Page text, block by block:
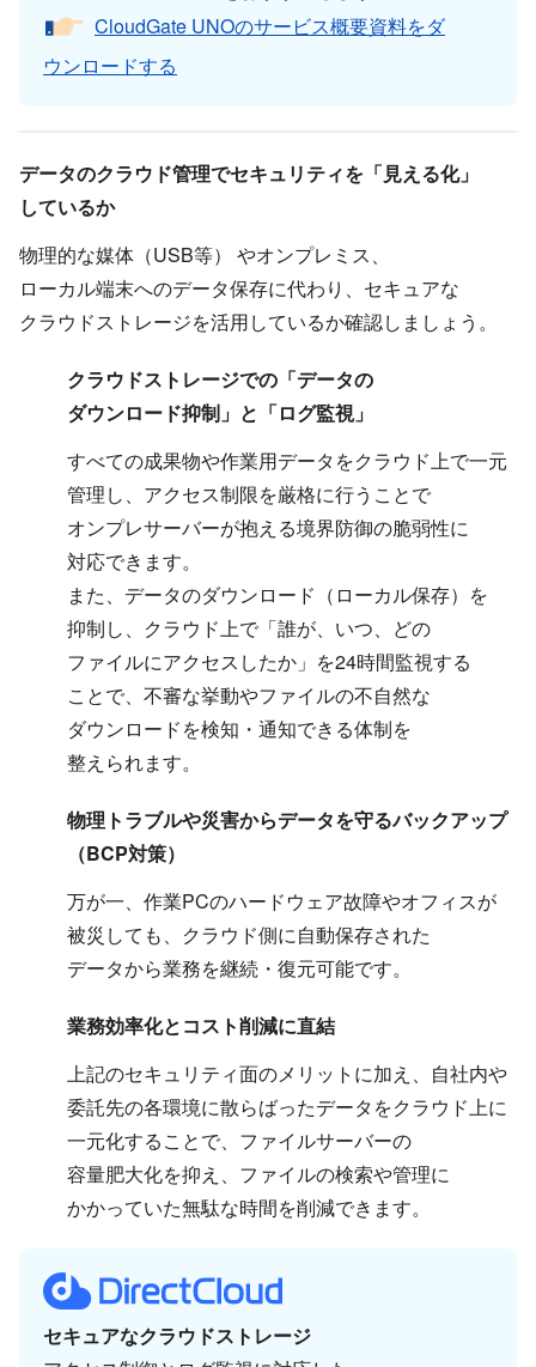
CloudGate UNOの​サービス概要資料を​ダ
ウンロードする
データの​クラウド管理で​セキュリティを​「見える​化」
しているか
物理的な媒体​（USB等）​ や​オンプレミス、​
ローカル端末への​データ保存に​代わり、​セキュアな​
クラウドストレージを​活用しているか​確認しましょう。
クラウドストレージでの​「データの​
ダウンロード抑制」と​「ログ監視」
すべての​成果物や​作業用データを​クラウド上で​一元​
管理し、​アクセス制限を​厳格に​行う​ことで​
オンプレサーバーが​抱える​境界防御の​脆弱性に​
対応できます。
また、​データの​ダウンロード​（ローカル保存）を​
抑制し、​クラウド上で​「誰が、​いつ、​どの​
ファイルに​アクセスしたか」を​24時間監視する​
ことで、​不審な​挙動や​ファイルの​不自然な​
ダウンロードを​検知・通知できる​体制を​
整えられます。
物理トラブルや​災害から​データを​守る​バックアップ ​
（BCP対策）
万が​一、​作業PCの​ハードウェア故障や​オフィスが​
被災しても、​クラウド側に​自動保存された​
データから​業務を​継続・​復元可能です。
業務効率化と​コスト削減に​直結
上記の​セキュリティ面の​メリットに​加え、​自社内や​
委託先の​各環境に​散らばった​データを​クラウド上に​
一元化する​ことで、​ファイルサーバーの​
容量肥大化を​抑え、​ファイルの​検索や​管理に​
かかっていた​無駄な​時間を​削減できます。
セキュアな​クラウドストレージ